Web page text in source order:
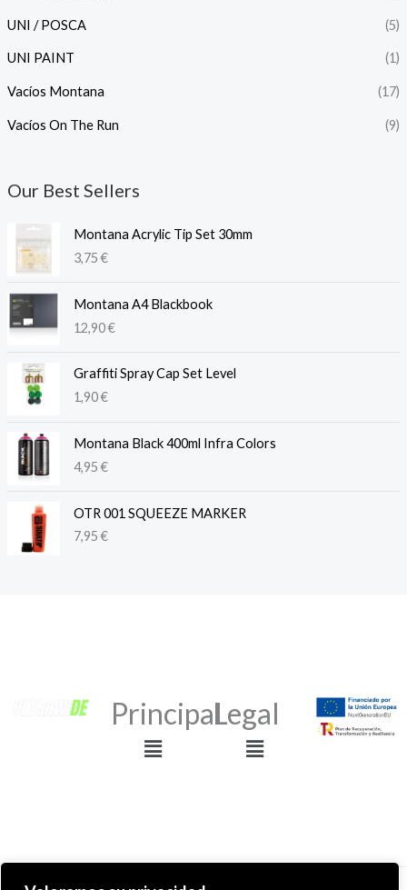
UNI / POSCA (5)
UNI PAINT (1)
Vacíos Montana (17)
Vacíos On The Run (9)
Our Best Sellers
Montana Acrylic Tip Set 30mm
3,75€
Montana A4 Blackbook
12,90€
Graffiti Spray Cap Set Level
1,90€
Montana Black 400ml Infra Colors
4,95€
OTR 001 SQUEEZE MARKER
7,95€
Principal
Menú
Legal
Menú